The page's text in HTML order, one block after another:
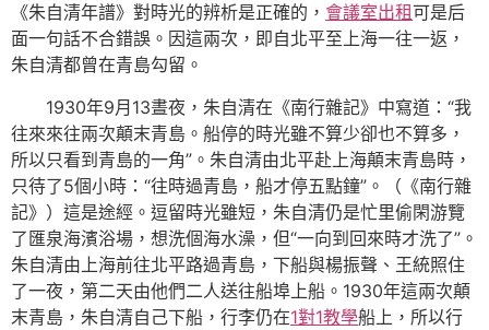
《朱自清年譜》對時光的辨析是正確的， 會議室出租 可是后
面一句話不合錯誤。因這兩次，即自北平至上海一往一返，
朱自清都曾在青島勾留。
1930年9月13晝夜，朱自清在《南行雜記》中寫道：“我
往來來往兩次顛末青島。船停的時光雖不算少卻也不算多，
所以只看到青島的一角”。朱自清由北平赴上海顛末青島時，
只待了5個小時：“往時過青島，船才停五點鐘”。（《南行雜
記》）這是途經。逗留時光雖短，朱自清仍是忙里偷閑游覽
了匯泉海濱浴場，想洗個海水澡，但“一向到回來時才洗了”。
朱自清由上海前往北平路過青島，下船與楊振聲、王統照住
了一夜，第二天由他們二人送往船埠上船。1930年這兩次顛
末青島，朱自清自己下船，行李仍在1對1教學船上，所以行